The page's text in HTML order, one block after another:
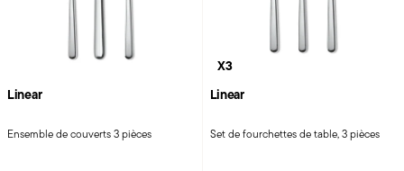
Linear
Ensemble de couverts 3 pièces
X3
Linear
Set de fourchettes de table, 3 pièces